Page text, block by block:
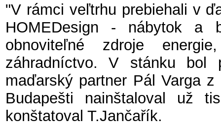
"V rámci veľtrhu prebiehali v
HOMEDesign - nábytok a
obnoviteľné zdroje
záhradníctvo. V stánku bol
maďarský partner Pál Varga
Budapešti nainštaloval už
konštatoval T.Jančařík.